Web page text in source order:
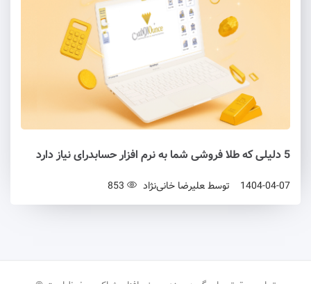
5 دلیلی که طلا فروشی شما به نرم‌ افزار حسابدرای نیاز دارد
1404-04-07 توسط علیرضا خانی‌نژاد